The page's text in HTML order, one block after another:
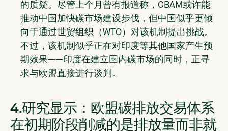
的质疑。尽管上个月曾有报道称，CBAM或许能
推动中国加快碳市场建设步伐，但中国似乎更倾
向于通过世贸组织（WTO）对该机制提出挑战。
不过，该机制似乎正在对印度等其他国家产生预
期效果——印度在建立国内碳市场的同时，正寻
求与欧盟直接进行谈判。
4.研究显示：欧盟碳排放交易体系
在初期阶段削减的是排放量而非就